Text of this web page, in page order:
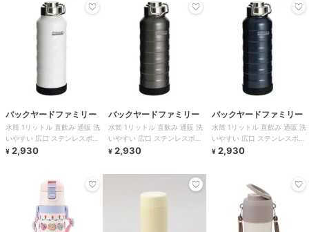
バックヤードファミリー
水筒 1リットル 直飲み 通販 洗
いやすい 広口 ステンレスボト
ル おしゃれ 1l マグボトル 保冷
¥ 2,930
バックヤードファミリー
水筒 1リットル 直飲み 通販 洗
いやすい 広口 ステンレスボト
ル おしゃれ 1l マグボトル 保冷
¥ 2,930
バックヤードファミリー
水筒 1リットル 直飲み 通販 洗
いやすい 広口 ステンレスボト
ル おしゃれ 1l マグボトル 保冷
¥ 2,930